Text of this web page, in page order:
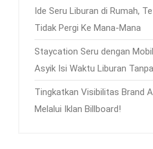
Ide Seru Liburan di Rumah,
Tidak Pergi Ke Mana-Mana
Staycation Seru dengan
Asyik Isi Waktu Liburan
Tingkatkan Visibilitas Brand
Melalui Iklan Billboard!